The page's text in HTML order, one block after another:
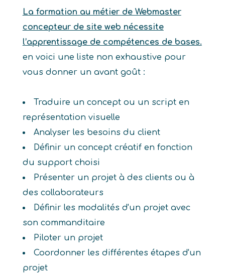
La formation au métier de Webmaster
concepteur de site web nécessite
l’apprentissage de compétences de bases.
en voici une liste non exhaustive pour
vous donner un avant goût :
Traduire un concept ou un script en
représentation visuelle
Analyser les besoins du client
Définir un concept créatif en fonction
du support choisi
Présenter un projet à des clients ou à
des collaborateurs
Définir les modalités d'un projet avec
son commanditaire
Piloter un projet
Coordonner les différentes étapes d'un
projet